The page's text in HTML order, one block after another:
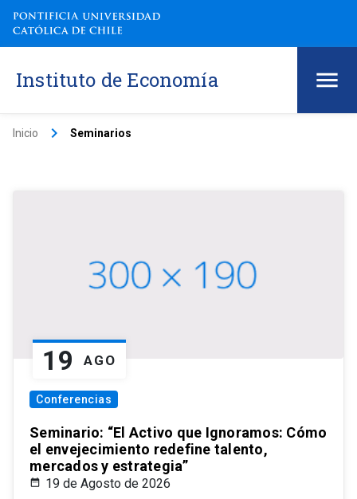
Instituto de Economía
Inicio keyboard_arrow_right Seminarios
19 AGO
Conferencias
Seminario: “El Activo que Ignoramos: Cómo
el envejecimiento redefine talento,
mercados y estrategia”
19 de Agosto de 2026